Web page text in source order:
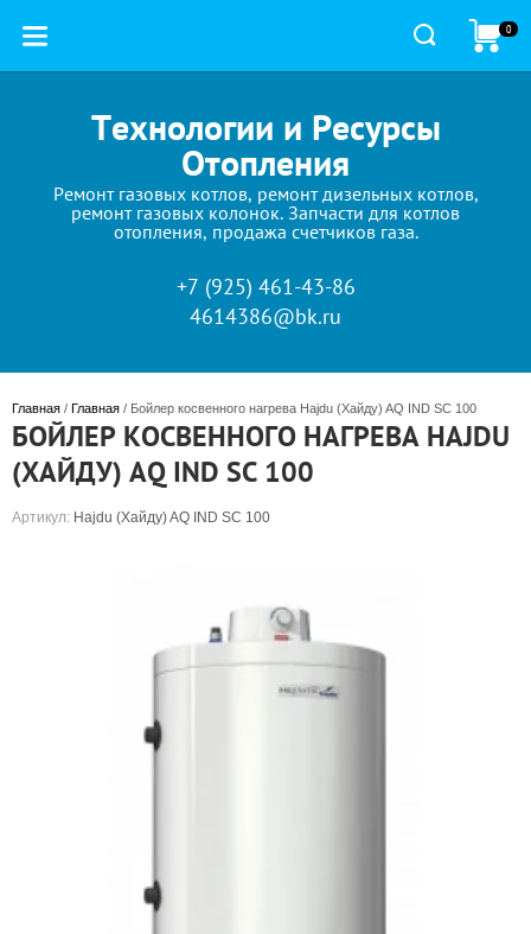
Технологии и Ресурсы
Отопления
Ремонт газовых котлов, ремонт дизельных котлов,
ремонт газовых колонок. Запчасти для котлов
отопления, продажа счетчиков газа.
+7 (925) 461-43-86
4614386@bk.ru
0
Главная / Главная / Бойлер косвенного нагрева Hajdu (Хайду) AQ IND SC 100
БОЙЛЕР КОСВЕННОГО НАГРЕВА HAJDU
(ХАЙДУ) AQ IND SC 100
Артикул: Hajdu (Хайду) AQ IND SC 100